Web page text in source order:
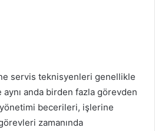
servis teknisyenleri genellikle
aynı anda birden fazla görevden
becerileri, işlerine
zamanında